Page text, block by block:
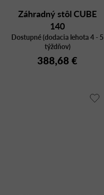
Záhradný stôl CUBE
140
Dostupné (dodacia lehota 4 - 5
týždňov)
388,68 €